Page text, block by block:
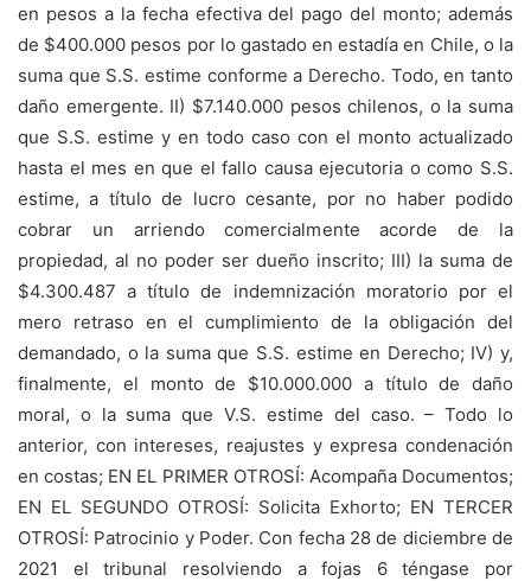
en pesos a la fecha efectiva del pago del monto; además
de $400.000 pesos por lo gastado en estadía en Chile, o la
suma que S.S. estime conforme a Derecho. Todo, en tanto
daño emergente. II) $7.140.000 pesos chilenos, o la suma
que S.S. estime y en todo caso con el monto actualizado
hasta el mes en que el fallo causa ejecutoria o como S.S.
estime, a título de lucro cesante, por no haber podido
cobrar un arriendo comercialmente acorde de la
propiedad, al no poder ser dueño inscrito; III) la suma de
$4.300.487 a título de indemnización moratorio por el
mero retraso en el cumplimiento de la obligación del
demandado, o la suma que S.S. estime en Derecho; IV) y,
finalmente, el monto de $10.000.000 a título de daño
moral, o la suma que V.S. estime del caso. – Todo lo
anterior, con intereses, reajustes y expresa condenación
en costas; EN EL PRIMER OTROSÍ: Acompaña Documentos;
EN EL SEGUNDO OTROSÍ: Solicita Exhorto; EN TERCER
OTROSÍ: Patrocinio y Poder. Con fecha 28 de diciembre de
2021 el tribunal resolviendo a fojas 6 téngase por